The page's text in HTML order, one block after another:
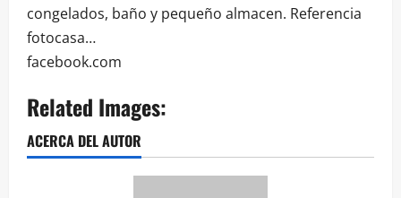
congelados, baño y pequeño almacen. Referencia
fotocasa…
facebook.com
Related Images:
ACERCA DEL AUTOR